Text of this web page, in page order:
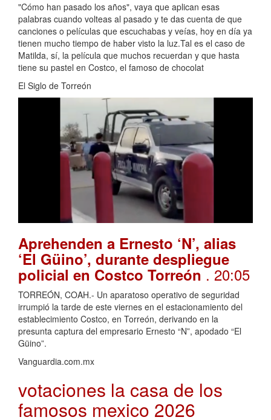
"Cómo han pasado los años", vaya que aplican esas
palabras cuando volteas al pasado y te das cuenta de que
canciones o películas que escuchabas y veías, hoy en día ya
tienen mucho tiempo de haber visto la luz.Tal es el caso de
Matilda, sí, la película que muchos recuerdan y que hasta
tiene su pastel en Costco, el famoso de chocolat
El Siglo de Torreón
Aprehenden a Ernesto ‘N’, alias
‘El Güino’, durante despliegue
policial en Costco Torreón. 20:05
TORREÓN, COAH.- Un aparatoso operativo de seguridad
irrumpió la tarde de este viernes en el estacionamiento del
establecimiento Costco, en Torreón, derivando en la
presunta captura del empresario Ernesto “N”, apodado “El
Güino”.
Vanguardia.com.mx
votaciones la casa de los
famosos mexico 2026